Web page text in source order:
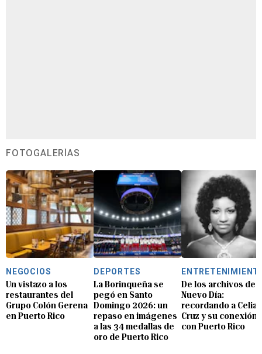
FOTOGALERÍAS
NEGOCIOS
Un vistazo a los
restaurantes del
Grupo Colón Gerena
en Puerto Rico
DEPORTES
La Borinqueña se
pegó en Santo
Domingo 2026: un
repaso en imágenes
a las 34 medallas de
oro de Puerto Rico
De los archivos de
Nuevo Día:
recordando a Celia
Cruz y su conexión
con Puerto Rico